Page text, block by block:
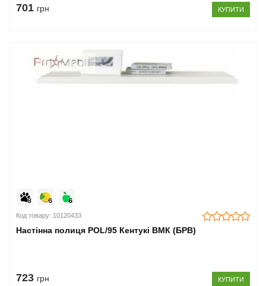
701 грн КУПИТИ
Код товару: 10120433
Настінна полиця POL/95 Кентукі ВМК (БРВ)
723 грн КУПИТИ